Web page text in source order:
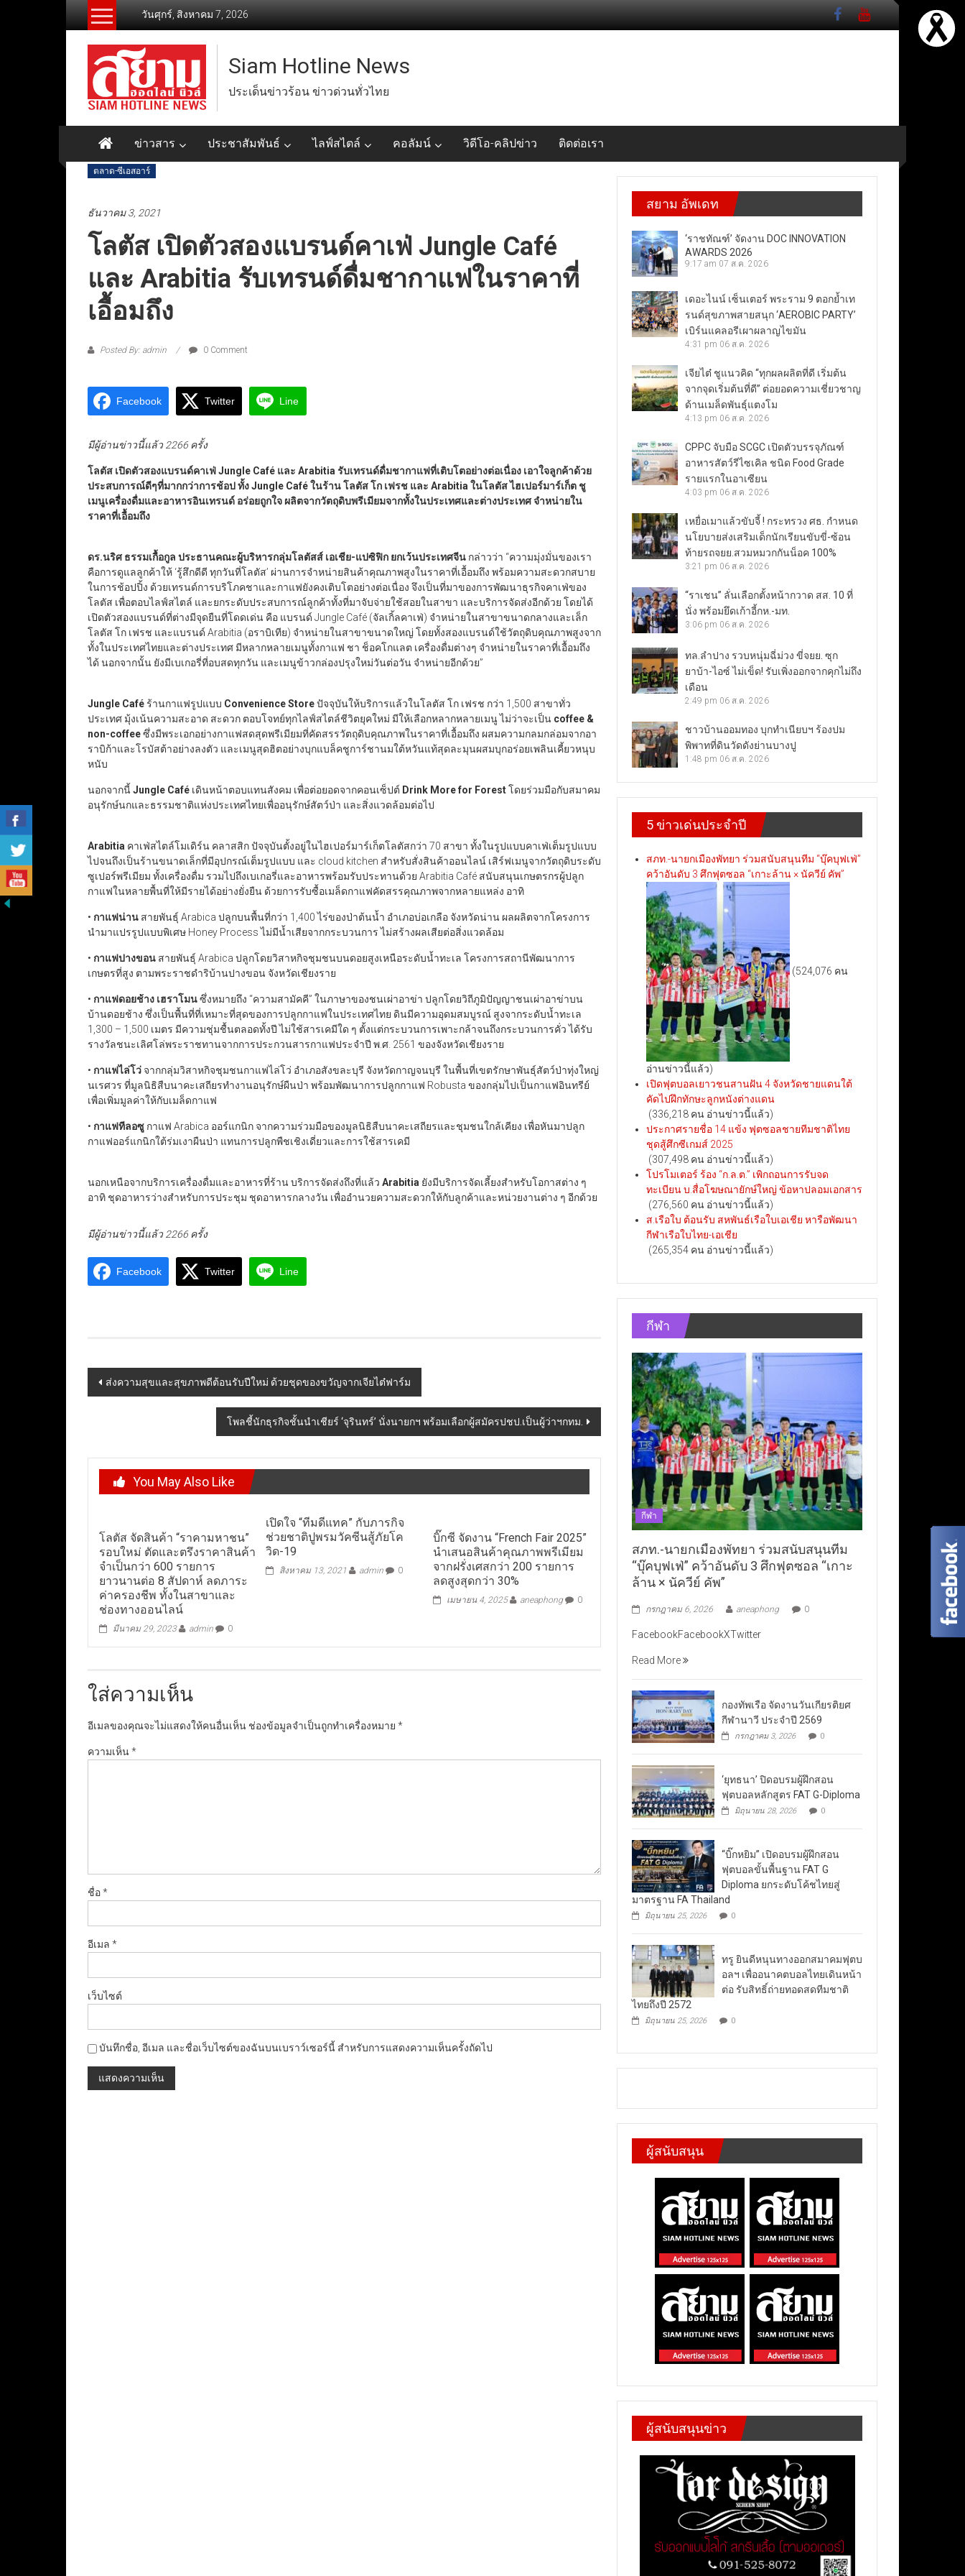
วันศุกร์, สิงหาคม 7, 2026
Siam Hotline News
ประเด็นข่าวร้อน ข่าวด่วนทั่วไทย
ข่าวสาร ประชาสัมพันธ์ ไลฟ์สไตล์ คอลัมน์ วิดีโอ-คลิปข่าว ติดต่อเรา
ตลาด-ซีเอสอาร์
ธันวาคม 3, 2021
โลตัส เปิดตัวสองแบรนด์คาเฟ่ Jungle Café
และ Arabitia รับเทรนด์ดื่มชากาแฟในราคาที่
เอื้อมถึง
Posted By: admin 0 Comment
Facebook Twitter Line
มีผู้อ่านข่าวนี้แล้ว 2266 ครั้ง
โลตัส เปิดตัวสองแบรนด์คาเฟ่ Jungle Café และ Arabitia รับเทรนด์ดื่มชากาแฟที่เติบโตอย่างต่อเนื่อง เอาใจลูกค้าด้วย
ประสบการณ์ดีๆที่มากกว่าการช้อป ทั้ง Jungle Café ในร้าน โลตัส โก เฟรช และ Arabitia ในโลตัส ไฮเปอร์มาร์เก็ต ชู
เมนูเครื่องดื่มและอาหารอินเทรนด์ อร่อยถูกใจ ผลิตจากวัตถุดิบพรีเมียมจากทั้งในประเทศและต่างประเทศ จำหน่ายใน
ราคาที่เอื้อมถึง
ดร.นริศ ธรรมเกื้อกูล ประธานคณะผู้บริหารกลุ่มโลตัสส์ เอเชีย-แปซิฟิก ยกเว้นประเทศจีน กล่าวว่า “ความมุ่งมั่นของเรา
คือการดูแลลูกค้าให้ ‘รู้สึกดีดี ทุกวันที่โลตัส’ ผ่านการจำหน่ายสินค้าคุณภาพสูงในราคาที่เอื้อมถึง พร้อมความสะดวกสบาย
ในการช้อปปิ้ง ด้วยเทรนด์การบริโภคชาและกาแฟยังคงเติบโตอย่างต่อเนื่อง จึงเป็นที่มาของการพัฒนาธุรกิจคาเฟ่ของ
โลตัส เพื่อตอบไลฟ์สไตล์ และยกระดับประสบการณ์ลูกค้าทั้งที่มาจับจ่ายใช้สอยในสาขา และบริการจัดส่งอีกด้วย โดยได้
เปิดตัวสองแบรนด์ที่ต่างมีจุดยืนที่โดดเด่น คือ แบรนด์ Jungle Café (จัลเกิ้ลคาเฟ่) จำหน่ายในสาขาขนาดกลางและเล็ก
โลตัส โก เฟรช และแบรนด์ Arabitia (อราบิเทีย) จำหน่ายในสาขาขนาดใหญ่ โดยทั้งสองแบรนด์ใช้วัตถุดิบคุณภาพสูงจาก
ทั้งในประเทศไทยและต่างประเทศ มีหลากหลายเมนูทั้งกาแฟ ชา ช็อคโกแลต เครื่องดื่มต่างๆ จำหน่ายในราคาที่เอื้อมถึง
ได้ นอกจากนั้น ยังมีเบเกอรี่ที่อบสดทุกวัน และเมนูข้าวกล่องปรุงใหม่วันต่อวัน จำหน่ายอีกด้วย”
Jungle Café ร้านกาแฟรูปแบบ Convenience Storeปัจจุบันให้บริการแล้วในโลตัส โก เฟรช กว่า 1,500 สาขาทั่ว
ประเทศ มุ้งเน้นความสะอาด สะดวก ตอบโจทย์ทุกไลฟ์สไตล์ชีวิตยุคใหม่ มีให้เลือกหลากหลายเมนู ไม่ว่าจะเป็น coffee &
non-coffeeซึ่งมีพระเอกอย่างกาแฟสดสุดพรีเมียมที่คัดสรรวัตถุดิบคุณภาพในราคาที่เอื้อมถึง ผสมความกลมกล่อมจากอา
ราบิก้าและโรบัสต้าอย่างลงตัว และเมนูสุดฮิตอย่างบุกแบล็คชูการ์ชานมใต้หวันแท้สุดละมุนผสมบุกอร่อยเพลินเคี้ยวหนุบ
หนับ
นอกจากนี้Jungle Café เดินหน้าตอบแทนสังคม เพื่อต่อยอดจากคอนเซ็ปต์ Drink More for Forestโดยร่วมมือกับสมาคม
อนุรักษ์นกและธรรมชาติแห่งประเทศไทยเพื่ออนุรักษ์สัตว์ป่า และสิ่งแวดล้อมต่อไป
Arabitia คาเฟ่สไตล์โมเดิร์น คลาสสิก ปัจจุบันตั้งอยู่ในไฮเปอร์มาร์เก็ตโลตัสกว่า 70 สาขา ทั้งในรูปแบบคาเฟ่เต็มรูปแบบ
ไปจนถึงเป็นร้านขนาดเล็กที่มีอุปกรณ์เต็มรูปแบบ และ cloud kitchen สำหรับสั่งสินค้าออนไลน์ เสิร์ฟเมนูจากวัตถุดิบระดับ
ซูเปอร์พรีเมียม ทั้งเครื่องดื่ม รวมไปถึงเบเกอรี่และอาหารพร้อมรับประทานด้วย Arabitia Café สนับสนุนเกษตรกรผู้ปลูก
กาแฟในหลายพื้นที่ให้มีรายได้อย่างยั่งยืน ด้วยการรับซื้อเมล็ดกาแฟคัดสรรคุณภาพจากหลายแหล่ง อาทิ
• กาแฟน่าน สายพันธุ์ Arabica ปลูกบนพื้นที่กว่า 1,400 ไร่ของป่าต้นน้ำ อำเภอบ่อเกลือ จังหวัดน่าน ผลผลิตจากโครงการ
นำมาแปรรูปแบบพิเศษ Honey Process ไม่มีน้ำเสียจากกระบวนการ ไม่สร้างผลเสียต่อสิ่งแวดล้อม
• กาแฟปางขอน สายพันธุ์ Arabica ปลูกโดยวิสาหกิจชุมชนบนดอยสูงเหนือระดับน้ำทะเล โครงการสถานีพัฒนาการ
เกษตรที่สูง ตามพระราชดำริบ้านปางขอน จังหวัดเชียงราย
• กาแฟดอยช้าง เฮราโมนซึ่งหมายถึง “ความสามัคคี” ในภาษาของชนเผ่าอาข่า ปลูกโดยวิถีภูมิปัญญาชนเผ่าอาข่าบน
บ้านดอยช้าง ซึ่งเป็นพื้นที่ที่เหมาะที่สุดของการปลูกกาแฟในประเทศไทย ดินมีความอุดมสมบูรณ์ สูงจากระดับน้ำทะเล
1,300 – 1,500 เมตร มีความชุ่มชื้นตลอดทั้งปี ไม่ใช้สารเคมีใด ๆ ตั้งแต่กระบวนการเพาะกล้าจนถึงกระบวนการคั่ว ได้รับ
รางวัลชนะเลิศโล่พระราชทานจากการประกวนสารกาแฟประจำปี พ.ศ. 2561 ของจังหวัดเชียงราย
• กาแฟไล่โว่ จากกลุ่มวิสาหกิจชุมชนกาแฟไล่โว่ อำเภอสังขละบุรี จังหวัดกาญจนบุรี ในพื้นที่เขตรักษาพันธุ์สัตว์ป่าทุ่งใหญ่
นเรศวร ที่มูลนิธิสืบนาคะเสถียรทำงานอนุรักษ์ผืนป่า พร้อมพัฒนาการปลูกกาแฟ Robusta ของกลุ่มไปเป็นกาแฟอินทรีย์
เพื่อเพิ่มมูลค่าให้กับเมล็ดกาแฟ
• กาแฟทีลอซู กาแฟ Arabica ออร์แกนิก จากความร่วมมือของมูลนิธิสืบนาคะเสถียรและชุมชนใกล้เคียง เพื่อหันมาปลูก
กาแฟออร์แกนิกใต้ร่มเงาผืนป่า แทนการปลูกพืชเชิงเดี่ยวและการใช้สารเคมี
นอกเหนือจากบริการเครื่องดื่มและอาหารที่ร้าน บริการจัดส่งถึงที่แล้ว Arabitia ยังมีบริการจัดเลี้ยงสำหรับโอกาสต่าง ๆ
อาทิ ชุดอาหารว่างสำหรับการประชุม ชุดอาหารกลางวัน เพื่ออำนวยความสะดวกให้กับลูกค้าและหน่วยงานต่าง ๆ อีกด้วย
มีผู้อ่านข่าวนี้แล้ว 2266 ครั้ง
Facebook Twitter Line
Post
ส่งความสุขและสุขภาพดีต้อนรับปีใหม่ ด้วยชุดของขวัญจากเจียไต๋ฟาร์ม
โพลชี้นักธุรกิจชั้นนำเชียร์ ‘จุรินทร์’ นั่งนายกฯ พร้อมเลือกผู้สมัครปชป.เป็นผู้ว่าฯกทม.
You May Also Like
โลตัส จัดสินค้า “ราคามหาชน”
รอบใหม่ ตัดและตรึงราคาสินค้า
จำเป็นกว่า 600 รายการ
ยาวนานต่อ 8 สัปดาห์ ลดภาระ
ค่าครองชีพ ทั้งในสาขาและ
ช่องทางออนไลน์
มีนาคม 29, 2023 admin 0
เปิดใจ “ทีมดีแทค” กับภารกิจ
ช่วยชาติปูพรมวัคซีนสู้ภัยโค
วิด-19
สิงหาคม 13, 2021 admin 0
บิ๊กซี จัดงาน “French Fair 2025”
นำเสนอสินค้าคุณภาพพรีเมียม
จากฝรั่งเศสกว่า 200 รายการ
ลดสูงสุดกว่า 30%
เมษายน 4, 2025 aneaphong 0
ใส่ความเห็น
อีเมลของคุณจะไม่แสดงให้คนอื่นเห็น ช่องข้อมูลจำเป็นถูกทำเครื่องหมาย *
ความเห็น*
ชื่อ*
อีเมล *
เว็บไซต์
บันทึกชื่อ, อีเมล และชื่อเว็บไซต์ของฉันบนเบราว์เซอร์นี้ สำหรับการแสดงความเห็นครั้งถัดไป
สยาม อัพเดท
‘ราชทัณฑ์’ จัดงาน DOC INNOVATION
AWARDS 2026
9:17 am 07 ส.ค. 2026
เดอะไนน์ เซ็นเตอร์ พระราม 9 ตอกย้ำเท
รนด์สุขภาพสายสนุก ‘AEROBIC PARTY’
เบิร์นแคลอรีเผาผลาญไขมัน
4:31 pm 06 ส.ค. 2026
เจียไต๋ ชูแนวคิด “ทุกผลผลิตที่ดี เริ่มต้น
จากจุดเริ่มต้นที่ดี” ต่อยอดความเชี่ยวชาญ
ด้านเมล็ดพันธุ์แตงโม
4:13 pm 06 ส.ค. 2026
CPPC จับมือ SCGC เปิดตัวบรรจุภัณฑ์
อาหารสัตว์รีไซเคิล ชนิด Food Grade
รายแรกในอาเซียน
4:03 pm 06 ส.ค. 2026
เหยื่อเมาแล้วขับจี้ ! กระทรวง ศธ. กำหนด
นโยบายส่งเสริมเด็กนักเรียนขับขี่-ซ้อน
ท้ายรถจยย.สวมหมวกกันน็อค 100%
3:21 pm 06 ส.ค. 2026
“ราเชน” ลั่นเลือกตั้งหน้ากวาด สส. 10 ที่
นั่ง พร้อมยึดเก้าอี้กห.-มท.
3:06 pm 06 ส.ค. 2026
ทล.ลำปาง รวบหนุ่มฉี่ม่วง ขี่จยย. ซุก
ยาบ้า-ไอซ์ ไม่เข็ด! รับเพิ่งออกจากคุกไม่ถึง
เดือน
2:49 pm 06 ส.ค. 2026
ชาวบ้านออมทอง บุกทำเนียบฯ ร้องปม
พิพาทที่ดินวัดดังย่านบางปู
1:48 pm 06 ส.ค. 2026
5 ข่าวเด่นประจำปี
สภท.-นายกเมืองพัทยา ร่วมสนับสนุนทีม “บุ๊คบุฟเฟ่”
คว้าอันดับ 3 ศึกฟุตซอล “เกาะล้าน × นัควีย์ คัพ”
(524,076 คน
อ่านข่าวนี้แล้ว)
เปิดฟุตบอลเยาวชนสานฝัน 4 จังหวัดชายแดนใต้
คัดไปฝึกทักษะลูกหนังต่างแดน
(336,218 คน อ่านข่าวนี้แล้ว)
ประกาศรายชื่อ 14 แข้ง ฟุตซอลชายทีมชาติไทย
ชุดสู้ศึกซีเกมส์ 2025
(307,498 คน อ่านข่าวนี้แล้ว)
โปรโมเตอร์ ร้อง “ก.ล.ต.” เพิกถอนการรับจด
ทะเบียน บ.สื่อโฆษณายักษ์ใหญ่ ข้อหาปลอมเอกสาร
(276,560 คน อ่านข่าวนี้แล้ว)
ส.เรือใบ ต้อนรับ สหพันธ์เรือใบเอเชีย หารือพัฒนา
กีฬาเรือใบไทย-เอเชีย
(265,354 คน อ่านข่าวนี้แล้ว)
กีฬา
กีฬา
สภท.-นายกเมืองพัทยา ร่วมสนับสนุนทีม
“บุ๊คบุฟเฟ่” คว้าอันดับ 3 ศึกฟุตซอล “เกาะ
ล้าน × นัควีย์ คัพ”
กรกฎาคม 6, 2026 aneaphong 0
FacebookFacebookXTwitter
Read More
กองทัพเรือ จัดงานวันเกียรติยศ
กีฬานาวี ประจำปี 2569
กรกฎาคม 3, 2026 0
‘ยุทธนา’ ปิดอบรมผู้ฝึกสอน
ฟุตบอลหลักสูตร FAT G-Diploma
มิถุนายน 28, 2026 0
“บิ๊กหยิม” เปิดอบรมผู้ฝึกสอน
ฟุตบอลขั้นพื้นฐาน FAT G
Diploma ยกระดับโค้ชไทยสู่
มาตรฐาน FA Thailand
มิถุนายน 25, 2026 0
ทรู ยินดีหนุนทางออกสมาคมฟุตบ
อลฯ เพื่ออนาคตบอลไทยเดินหน้า
ต่อ รับสิทธิ์ถ่ายทอดสดทีมชาติ
ไทยถึงปี 2572
มิถุนายน 25, 2026 0
ผู้สนับสนุน
ผู้สนับสนุนข่าว